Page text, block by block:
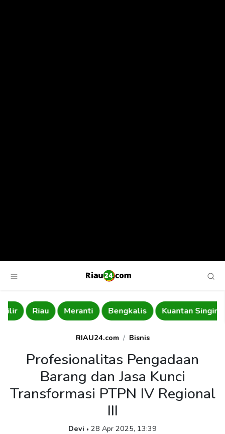
Riau Meranti Bengkalis Kuantan Singingi
RIAU24.com Bisnis
Profesionalitas Pengadaan
Barang dan Jasa Kunci
Transformasi PTPN IV Regional
III
Devi • 28 Apr 2025, 13:39